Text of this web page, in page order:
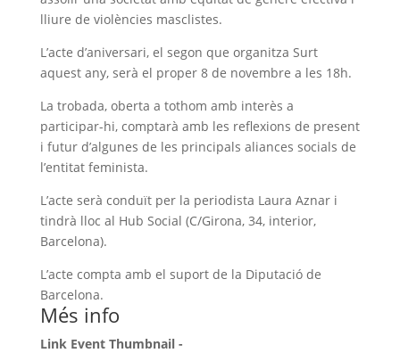
lliure de violències masclistes.
L’acte d’aniversari, el segon que organitza Surt
aquest any, serà el proper 8 de novembre a les 18h.
La trobada, oberta a tothom amb interès a
participar-hi, comptarà amb les reflexions de present
i futur d’algunes de les principals aliances socials de
l’entitat feminista.
L’acte serà conduït per la periodista Laura Aznar i
tindrà lloc al Hub Social (C/Girona, 34, interior,
Barcelona).
L’acte compta amb el suport de la Diputació de
Barcelona.
Més info
Link Event Thumbnail -